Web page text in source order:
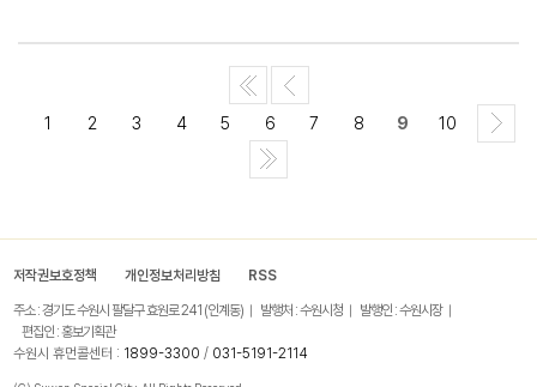
1 2 3 4 5 6 7 8 9 10
저작권보호정책 개인정보처리방침 RSS
주소 : 경기도 수원시 팔달구 효원로 241 (인계동) 발행처 : 수원시청
발행인 : 수원시장
편집인 : 홍보기획관
수원시 휴먼콜센터 : 1899-3300 / 031-5191-2114